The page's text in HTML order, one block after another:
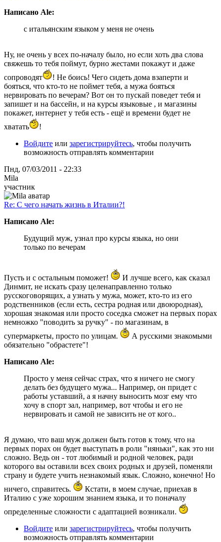
Написано Ale:
с итальянским языком у меня не очень
Ну, не очень у всех по-началу было, но если хоть два слова
свяжешь то тебя поймут, бурно жестами покажут и даже
сопроводят
! Не боись! Чего сидеть дома взаперти и
бояться, что кто-то не поймет тебя, а мужа бояться
нервировать по вечерам? Вот он то пускай поведет тебя и
запишет и на бассейн, и на курсы языковые , и магазины
покажет, интернет у тебя есть - ещё и времени будет не
хватать
!
Войдите или зарегистрируйтесь, чтобы получить
возможность отправлять комментарии
Пнд, 07/03/2011 - 22:33
Mila
участник
Re: С чего начать жизнь в Италии?!
Написано Ale:
Будущий муж, узнал про курсы языка, но они
только по вечерам
Пусть и с остальным поможет!
И лучше всего, как сказал
Динмит, не искать сразу целенаправленно только
русскоговорящих, а узнать у мужа, может, кто-то из его
родственников (если есть, сестра родная или двоюродная),
хорошая знакомая или просто соседка сможет на первых порах
немножко "поводить за ручку" - по магазинам, в
супермаркеты, просто по улицам.
А русскими знакомыми
обязательно "обрастете"!
Написано Ale:
Просто у меня сейчас страх, что я ничего не смогу
делать без будущего мужа... Например, он придет с
работы уставший, а я начну выносить мозг ему что
хочу в спорт зал, например, вот чтобы и его не
нервировать и самой не зависить не от кого..
Я думаю, что ваш муж должен быть готов к тому, что на
первых порах он будет выступать в роли "няньки", как это ни
сложно. Ведь он - тот любимый и родной человек, ради
которого вы оставили всех своих родных и друзей, поменяли
страну и будете учить незнакомый язык. Сложно, конечно! Но
ничего, справитесь.
Кстати, в моем случае, приехав в
Италию с уже хорошим знанием языка, и то поначалу
определенные сложности с адаптацией возникали.
Войдите или зарегистрируйтесь, чтобы получить
возможность отправлять комментарии